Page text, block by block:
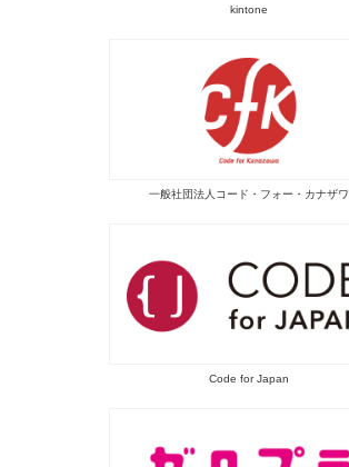
kintone
一般社団法人コード・フォー・カナザワ
Code for Japan